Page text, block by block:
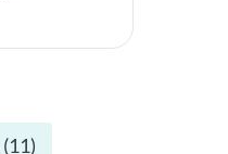
(11)